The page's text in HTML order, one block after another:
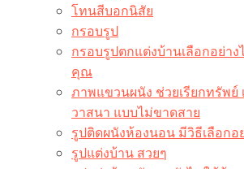
โทนสีบอกนิสัย
กรอบรูป
กรอบรูปตกแต่งบ้านเลือกอย่า
คุณ
ภาพแขวนผนัง ช่วยเรียกทรัพย์
วาสนา แบบไม่ขาดสาย
รูปติดผนังห้องนอน มีวิธีเลือกอ
รูปแต่งบ้าน สวยๆ